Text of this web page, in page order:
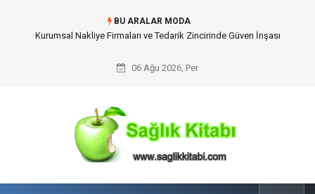
BU ARALAR MODA
Kurumsal Nakliye Firmaları ve Tedarik Zincirinde Güven İnşası
06 Ağu 2026, Per